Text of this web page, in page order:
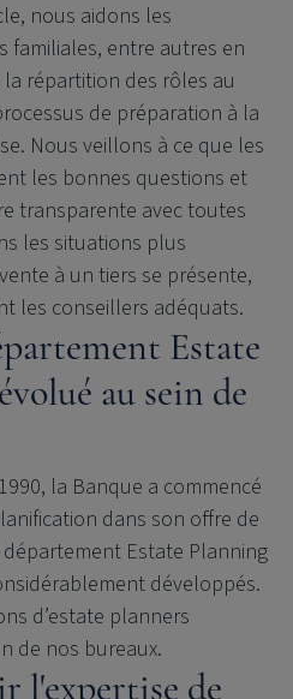
nous aidons les
familiales, entre autres en
répartition des rôles au
de préparation à la
Nous veillons à ce que les
les bonnes questions et
transparente avec toutes
les situations plus
à un tiers se présente,
les conseillers adéquats.
Estate
au sein de
la Banque a commencé
dans son offre de
Estate Planning
développés.
d’estate planners
de nos bureaux.
l'expertise de